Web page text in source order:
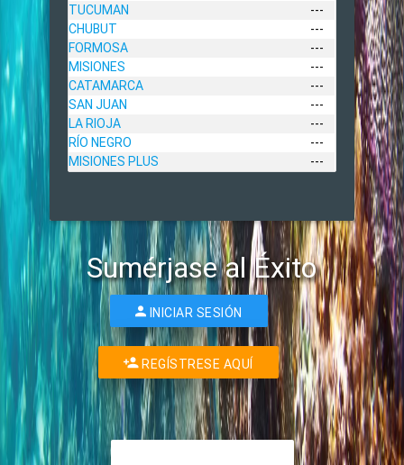
TUCUMAN
---
CHUBUT
---
FORMOSA
---
MISIONES
---
CATAMARCA
---
SAN JUAN
---
LA RIOJA
---
RÍO NEGRO
---
MISIONES PLUS
---
Sumérjase al Éxito
INICIAR SESIÓN
REGÍSTRESE AQUÍ